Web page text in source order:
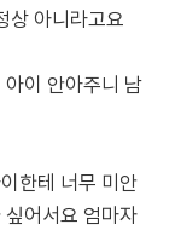
상 아니라고요
이 안아주니 남
한테 너무 미안
어서요 엄마자